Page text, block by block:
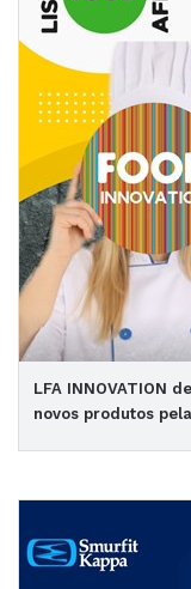
LFA INNOVATION
novos produtos